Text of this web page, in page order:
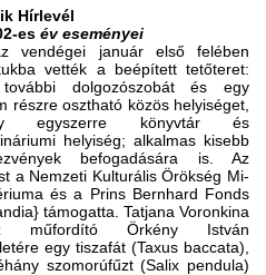
Hírlevél
es év eseményei
vendégei január első felé­ben
vették a beépített tetőteret:
dolgozószobát és egy
részre osztható közös helyiséget,
egyszerre könyvtár és
helyiség; alkalmas kisebb
befogadására is. Az
a Nemzeti Kulturális Örökség Mi­
és a Prins Bernhard Fonds
támogatta. ­Tatjana Voronkina
műfordító Örkény István
egy tiszafát (Taxus baccata),
szomorúfűzt (Salix pendula)